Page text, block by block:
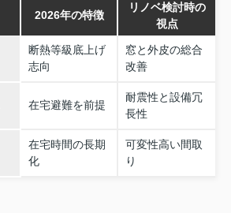
2026年の特徴
リノベ検討時の
視点
断熱等級底上げ
志向
窓と外皮の総合
改善
在宅避難を前提
耐震性と設備冗
長性
在宅時間の長期
化
可変性高い間取
り